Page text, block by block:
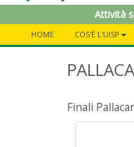
Attività
HOME COS'È L'UISP
Finali